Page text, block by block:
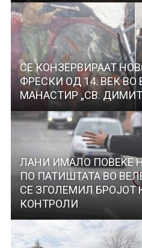
СЕ КОНЗЕРВИРААТ
ФРЕСКИ ОД 14. ВЕК
МАНАСТИР „СВ.
ЛАНИ ИМАЛО ПОВЕЌЕ
ПО ПАТИШТАТА ВО
СЕ ЗГОЛЕМИЛ БРОЈОТ
КОНТРОЛИ